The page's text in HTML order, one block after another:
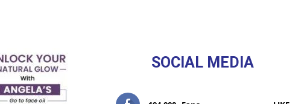
SOCIAL MEDIA